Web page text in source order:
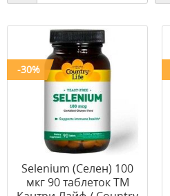
-30%
Selenium (Селен) 100
мкг 90 таблеток ТМ